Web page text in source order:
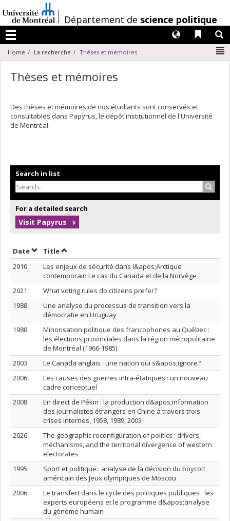
au
contenu
/Département de science politique
Menu
Liens
Langues
Home La recherche Thèses et mémoires
Thèses et mémoires
Des thèses et mémoires de nos étudiants sont conservés et
consultables dans Papyrus, le dépôt institutionnel de l'Université
de Montréal.
Search in list
For a detailed search
Visit Papyrus
DateSort by date in descending order
TitleSort by title in descending order
2010
Les enjeux de sécurité dans l&apos;Arctique
contemporain Le cas du Canada et de la Norvège
2021
What voting rules do citizens prefer?
1988
Une analyse du processus de transition vers la
démocratie en Uruguay
1988
Minorisation politique des francophones au Québec :
les élections provinciales dans la région métropolitaine
de Montréal (1966-1985)
2003
Le Canada anglais : une nation qui s&apos;ignore?
2006
Les causes des guerres intra-étatiques : un nouveau
cadre conceptuel
2008
En direct de Pékin : la production d&apos;information
des journalistes étrangers en Chine à travers trois
crises internes, 1958, 1989, 2003
2026
The geographic reconfiguration of politics : drivers,
mechanisms, and the territorial divergence of western
electorates
1995
Sport et politique : analyse de la décision du boycott
américain des Jeux olympiques de Moscou
2006
Le transfert dans le cycle des politiques publiques : les
experts européens et le programme d&apos;analyse
du génome humain